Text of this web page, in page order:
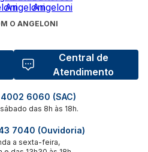
O ANGELONI
Central de
Atendimento
4002 6060 (SAC)
das 8h às 18h.
7040 (Ouvidoria)
a sexta-feira,